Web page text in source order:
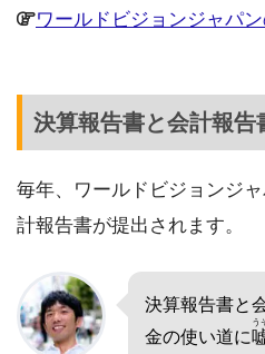
ワールドビジョンジャパ
決算報告書と会計報告
毎年、ワールドビジョンジ
計報告書が提出されます。
決算報告書と
金の使い道に
う